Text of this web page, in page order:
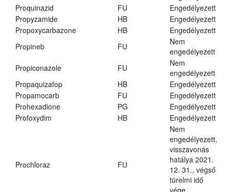
Proquinazid
FU
Engedélyezett
Propyzamide
HB
Engedélyezett
Propoxycarbazone
HB
Engedélyezett
Propineb
FU
Nem
engedélyezett
Propiconazole
FU
Nem
engedélyezett
Propaquizafop
HB
Engedélyezett
Propamocarb
FU
Engedélyezett
Prohexadione
PG
Engedélyezett
Profoxydim
HB Engedélyezett
Prochloraz FU
Nem
engedélyezett,
visszavonás
hatálya 2021.
12. 31., végső
türelmi idő